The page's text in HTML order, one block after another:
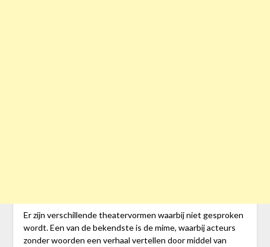
Er zijn verschillende theatervormen waarbij niet gesproken
wordt. Een van de bekendste is de mime, waarbij acteurs
zonder woorden een verhaal vertellen door middel van